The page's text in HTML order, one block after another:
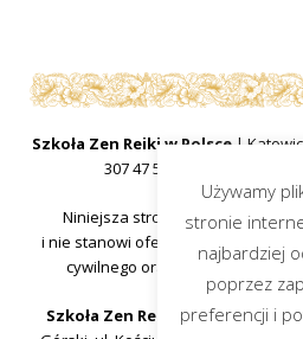
Szkoła Zen Reiki w Polsce |
307 47 57
Niniejsza strona internetowa
i nie stanowi oferty handlowej w
cywilnego oraz innych
Szkoła Zen Reiki w Polsce, organ
Używamy
stronie
najbardziej
poprzez
preferencji i